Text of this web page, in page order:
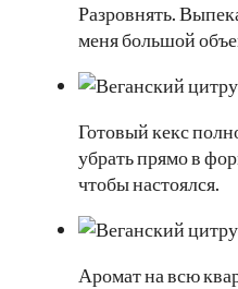
Разровнять.
меня большой
Готовый кекс
убрать прямо в
чтобы настоялся.
Аромат на всю